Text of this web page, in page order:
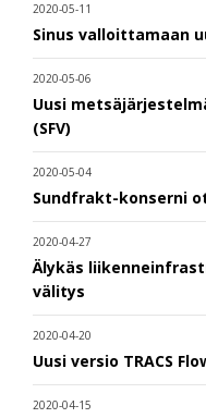
2020-05-11
Sinus valloittamaan
2020-05-06
Uusi
(SFV)
2020-05-04
Sundfrakt-konserni
2020-04-27
Älykäs
välitys
2020-04-20
Uusi versio TRACS
2020-04-15